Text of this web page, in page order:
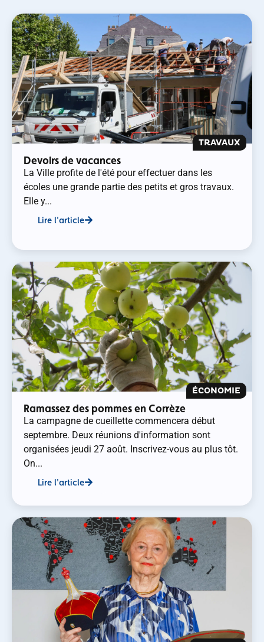
TRAVAUX
Devoirs de vacances
La Ville profite de l'été pour effectuer dans les
écoles une grande partie des petits et gros travaux.
Elle y...
Lire l'article
ÉCONOMIE
Ramassez des pommes en Corrèze
La campagne de cueillette commencera début
septembre. Deux réunions d'information sont
organisées jeudi 27 août. Inscrivez-vous au plus tôt.
On...
Lire l'article